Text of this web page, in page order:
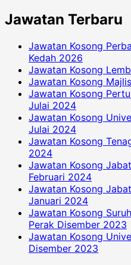
Jawatan Terbaru
Jawatan Kosong
Kedah 2026
Jawatan Kosong
Jawatan Kosong
Jawatan Kosong
Julai 2024
Jawatan Kosong
Julai 2024
Jawatan Kosong
2024
Jawatan Kosong
Februari 2024
Jawatan Kosong
Januari 2024
Jawatan Kosong
Perak Disember 2023
Jawatan Kosong
Disember 2023